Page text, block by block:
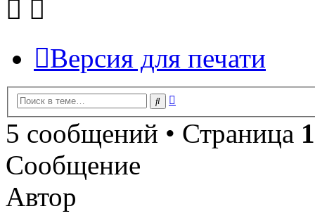
Версия для печати
Поиск
5 сообщений • Страница 1
Сообщение
Автор